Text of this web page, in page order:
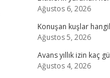
Ağustos 6, 2026
Konuşan kuşlar
Ağustos 5, 2026
Avans yıllık izin kaç
Ağustos 4, 2026